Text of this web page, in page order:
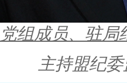
党组成员、驻局
主持盟纪